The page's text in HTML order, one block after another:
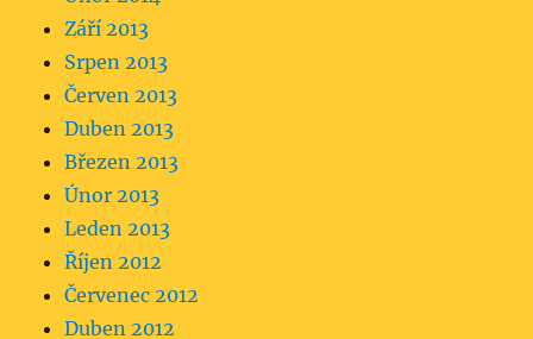
Září 2013
Srpen 2013
Červen 2013
Duben 2013
Březen 2013
Únor 2013
Leden 2013
Říjen 2012
Červenec 2012
Duben 2012